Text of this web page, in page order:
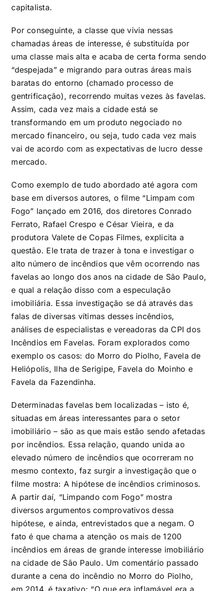
capitalista.
Por conseguinte, a classe que vivia nessas
chamadas áreas de interesse, é substituída por
uma classe mais alta e acaba de certa forma sendo
“despejada” e migrando para outras áreas mais
baratas do entorno (chamado processo de
gentrificação), recorrendo muitas vezes às favelas.
Assim, cada vez mais a cidade está se
transformando em um produto negociado no
mercado financeiro, ou seja, tudo cada vez mais
vai de acordo com as expectativas de lucro desse
mercado.
Como exemplo de tudo abordado até agora com
base em diversos autores, o filme “Limpam com
Fogo” lançado em 2016, dos diretores Conrado
Ferrato, Rafael Crespo e César Vieira, e da
produtora Valete de Copas Filmes, explicita a
questão. Ele trata de trazer à tona e investigar o
alto número de incêndios que vêm ocorrendo nas
favelas ao longo dos anos na cidade de São Paulo,
e qual a relação disso com a especulação
imobiliária. Essa investigação se dá através das
falas de diversas vítimas desses incêndios,
análises de especialistas e vereadoras da CPI dos
Incêndios em Favelas. Foram explorados como
exemplo os casos: do Morro do Piolho, Favela de
Heliópolis, Ilha de Serigipe, Favela do Moinho e
Favela da Fazendinha.
Determinadas favelas bem localizadas – isto é,
situadas em áreas interessantes para o setor
imobiliário – são as que mais estão sendo afetadas
por incêndios. Essa relação, quando unida ao
elevado número de incêndios que ocorreram no
mesmo contexto, faz surgir a investigação que o
filme mostra: A hipótese de incêndios criminosos.
A partir daí, “Limpando com Fogo” mostra
diversos argumentos comprovativos dessa
hipótese, e ainda, entrevistados que a negam. O
fato é que chama a atenção os mais de 1200
incêndios em áreas de grande interesse imobiliário
na cidade de São Paulo. Um comentário passado
durante a cena do incêndio no Morro do Piolho,